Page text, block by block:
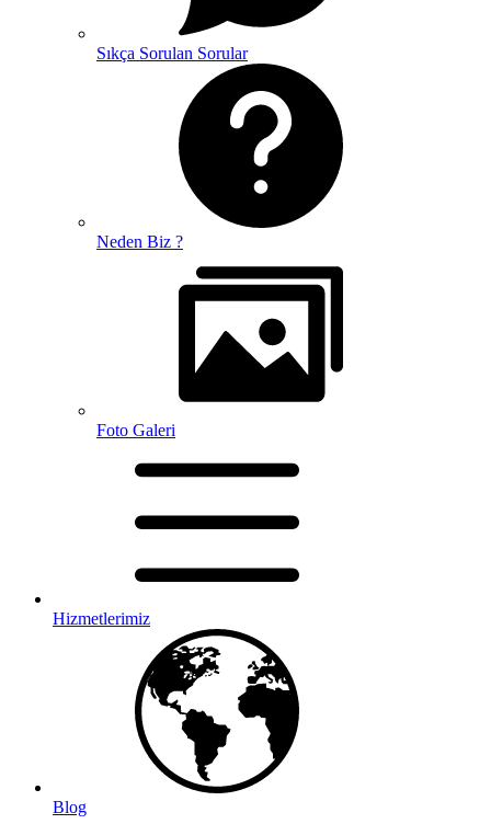
Sıkça Sorulan Sorular
Neden Biz ?
Foto Galeri
Hizmetlerimiz
Blog